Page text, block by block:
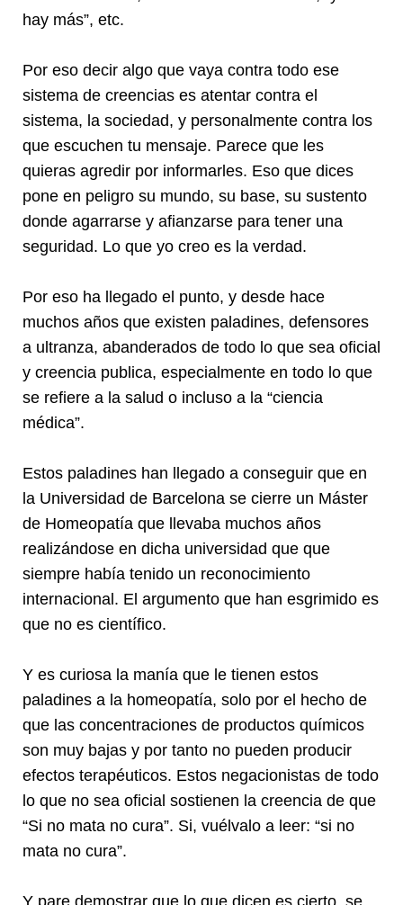
hay más”, etc.
Por eso decir algo que vaya contra todo ese
sistema de creencias es atentar contra el
sistema, la sociedad, y personalmente contra los
que escuchen tu mensaje. Parece que les
quieras agredir por informarles. Eso que dices
pone en peligro su mundo, su base, su sustento
donde agarrarse y afianzarse para tener una
seguridad. Lo que yo creo es la verdad.
Por eso ha llegado el punto, y desde hace
muchos años que existen paladines, defensores
a ultranza, abanderados de todo lo que sea oficial
y creencia publica, especialmente en todo lo que
se refiere a la salud o incluso a la “ciencia
médica”.
Estos paladines han llegado a conseguir que en
la Universidad de Barcelona se cierre un Máster
de Homeopatía que llevaba muchos años
realizándose en dicha universidad que que
siempre había tenido un reconocimiento
internacional. El argumento que han esgrimido es
que no es científico.
Y es curiosa la manía que le tienen estos
paladines a la homeopatía, solo por el hecho de
que las concentraciones de productos químicos
son muy bajas y por tanto no pueden producir
efectos terapéuticos. Estos negacionistas de todo
lo que no sea oficial sostienen la creencia de que
“Si no mata no cura”. Si, vuélvalo a leer: “si no
mata no cura”.
Y pare demostrar que lo que dicen es cierto, se